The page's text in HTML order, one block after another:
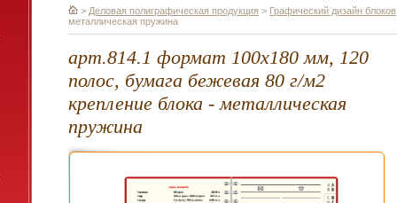
> Деловая полиграфическая продукция > Графический дизайн блоков
металлическая пружина
арт.814.1 формат 100х180 мм, 120
полос, бумага бежевая 80 г/м2
крепление блока - металлическая
пружина